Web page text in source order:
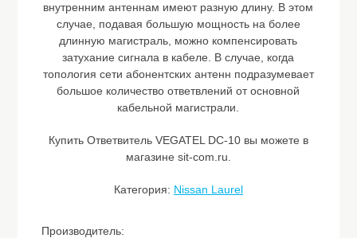
внутренним антеннам имеют разную длину. В этом
случае, подавая большую мощность на более
длинную магистраль, можно компенсировать
затухание сигнала в кабеле. В случае, когда
топология сети абонентских антенн подразумевает
большое количество ответвлений от основной
кабельной магистрали.
Купить Ответвитель VEGATEL DC-10 вы можете в
магазине sit-com.ru.
Категория: Nissan Laurel
Производитель: